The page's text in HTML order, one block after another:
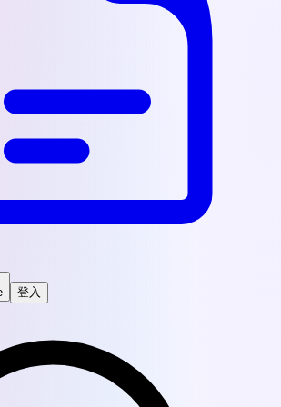
登入